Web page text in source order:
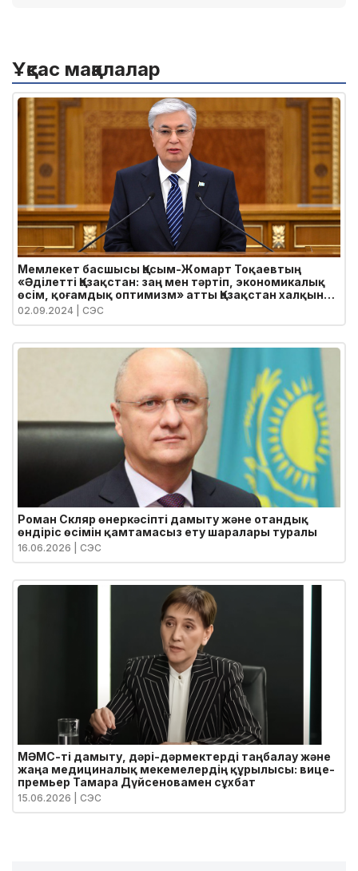
Ұқсас мақалалар
Мемлекет басшысы Қасым-Жомарт Тоқаевтың
«Әділетті Қазақстан: заң мен тәртіп, экономикалық
өсім, қоғамдық оптимизм» атты Қазақстан халқына
Жолдауы
02.09.2024 | СЭС
Роман Скляр өнеркәсіпті дамыту және отандық
өндіріс өсімін қамтамасыз ету шаралары туралы
16.06.2026 | СЭС
МӘМС-ті дамыту, дәрі-дәрмектерді таңбалау және
жаңа медициналық мекемелердің құрылысы: вице-
премьер Тамара Дүйсеновамен сұхбат
15.06.2026 | СЭС